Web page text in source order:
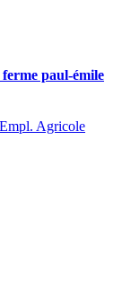
paul-émile
Agricole